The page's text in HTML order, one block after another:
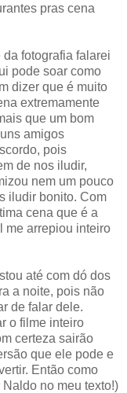
pras cena
fotografia falarei
pode soar como
dizer que é muito
extremamente
que um bom
amigos
pois
de nos iludir,
nem um pouco
iludir bonito. Com
cena que é a
me arrepiou inteiro
até com dó dos
a noite, pois não
de falar dele.
o filme inteiro
certeza sairão
que ele pode e
Então como
no meu texto!)